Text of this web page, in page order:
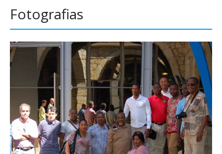
Fotografias